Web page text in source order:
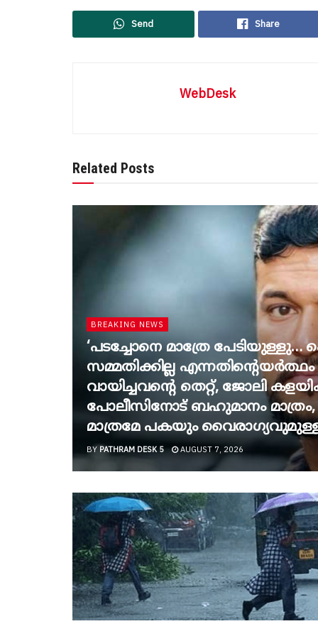
Send Share
WebDesk
Related Posts
BREAKING NEWS
‘പടച്ചോനെ മാത്രേ പേടിയുള്ളു…
സമ്മതിക്കില്ല
വായിച്ചവന്റെ തെറ്റ്, ജോലി
പോലീസിനോട് ബഹുമാനം
മാത്രമേ പകയും
BY PATHRAM DESK 5 AUGUST 7, 2026